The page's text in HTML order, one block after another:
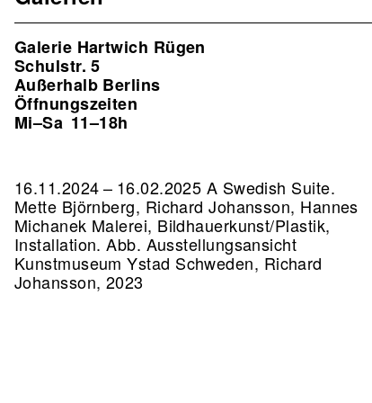
Galerie Hartwich Rügen
Schulstr. 5
Außerhalb Berlins
Öffnungszeiten
Mi–Sa 11–18h
16.11.2024 – 16.02.2025 A Swedish Suite.
Mette Björnberg, Richard Johansson, Hannes
Michanek Malerei, Bildhauerkunst/Plastik,
Installation.Abb. Ausstellungsansicht
Kunstmuseum Ystad Schweden, Richard
Johansson, 2023